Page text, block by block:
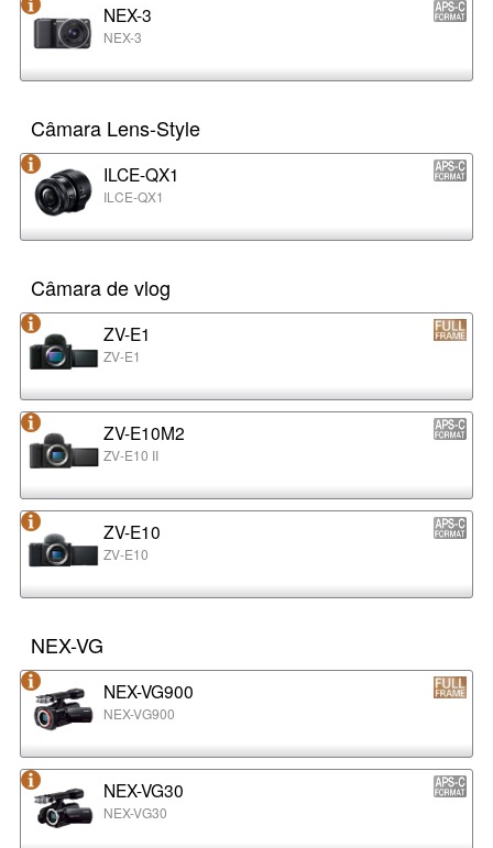
NEX-3
NEX-3
Câmara Lens-Style
ILCE-QX1
ILCE-QX1
Câmara de vlog
ZV-E1
ZV-E1
ZV-E10M2
ZV-E10 II
ZV-E10
ZV-E10
NEX-VG
NEX-VG900
NEX-VG900
NEX-VG30
NEX-VG30